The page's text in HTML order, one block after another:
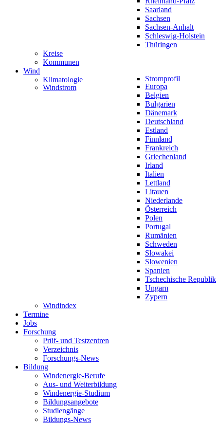
Saarland
Sachsen
Sachsen-Anhalt
Schleswig-Holstein
Thüringen
Kreise
Kommunen
Wind
Klimatologie
Stromprofil
Windstrom
Europa
Belgien
Bulgarien
Dänemark
Deutschland
Estland
Finnland
Frankreich
Griechenland
Irland
Italien
Lettland
Litauen
Niederlande
Österreich
Polen
Portugal
Rumänien
Schweden
Slowakei
Slowenien
Spanien
Tschechische Republik
Ungarn
Zypern
Windindex
Termine
Jobs
Forschung
Prüf- und Testzentren
Verzeichnis
Forschungs-News
Bildung
Windenergie-Berufe
Aus- und Weiterbildung
Windenergie-Studium
Bildungsangebote
Studiengänge
Bildungs-News